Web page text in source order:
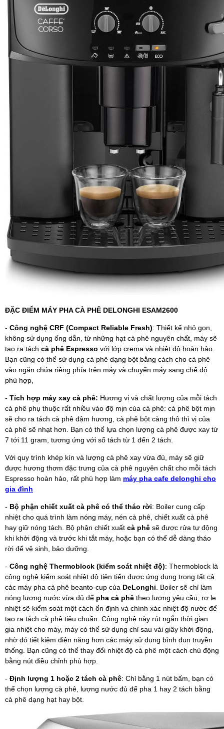
ĐẶC ĐIỂM MÁY PHA CÀ PHÊ DELONGHI ESAM2600
- Công nghệ CRF (Compact Reliable Fresh): Thiết kế nhỏ gọn,
không sử dụng ống dẫn, từ những hạt cà phê nguyên chất, máy sẽ
tạo ra tách cà phê Espresso với lớp crema và nhiệt độ hoàn hảo.
Bạn cũng có thể sử dụng cà phê dạng bột bằng cách cho cà phê
vào ngăn chứa riêng phía trên máy và chuyển máy sang chế độ
phù hợp,
- Tích hợp máy xay cà phê: Hương vị và chất lượng của mỗi tách
cà phê phụ thuộc rất nhiều vào độ mịn của cà phê: cà phê bột mịn
sẽ cho ra tách cà phê đậm hương, cà phê bột càng thô thì vị của
cà phê sẽ nhạt hơn. Bạn có thể lựa chọn lượng cà phê được xay từ
7 tới 11 gram, tương ứng với số tách từ 1 đến 2 tách.
Với quy trình khép kín và lượng cà phê xay vừa đủ, máy sẽ giữ
được hương thơm đặc trưng của cà phê nguyên chất cho mỗi tách
Espresso hoàn hảo, rất phù hợp làm máy pha cafe delonghi cho
gia đình
- Bộ phận chiết xuất cà phê có thể tháo rời: Boiler cung cấp
nhiệt cho quá trình làm nóng máy, nén cà phê, chiết xuất cà phê
hay giữ nóng tách. Bộ phận chiết xuất cà phê sẽ được rửa tự động
khi khởi động và trước khi tắt máy, hoặc bạn có thể dễ dàng tháo
rời để vệ sinh, bảo dưỡng.
- Công nghệ Thermoblock (kiểm soát nhiệt độ): Thermoblock là
công nghệ kiểm soát nhiệt độ tiên tiến được ứng dụng trong tất cả
các máy pha cà phê beanto-cup của DeLonghi . Boiler sẽ chỉ làm
nóng lượng nước vừa đủ để pha cà phê theo lượng yêu cầu, rơ le
nhiệt sẽ kiểm soát một cách ổn định và chính xác nhiệt độ nước để
tạo ra tách cà phê tiêu chuẩn. Công nghệ này rút ngắn thời gian
gia nhiệt cho máy, máy có thể sử dụng chỉ sau vài giây khởi động,
nhờ đó tiết kiệm điện năng hơn các máy sử dụng bình đun truyền
thống. Bạn cũng có thể thay đổi nhiệt độ cà phê một cách chủ động
bằng nút điều chỉnh phù hợp.
- Định lượng 1 hoặc 2 tách cà phê: Chỉ bằng 1 nút bấm, bạn có
thể chọn lượng cà phê, lượng nước đủ để pha 1 hay 2 tách bằng
cà phê dạng hạt hay bột.